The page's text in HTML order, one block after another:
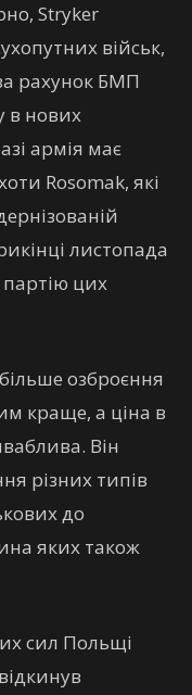
Stryker
військ,
рахунок БМП
в нових
армія має
Rosomak, які
листопада
цих
озброєння
краще, а ціна в
Він
різних типів
до
яких також
сил Польщі